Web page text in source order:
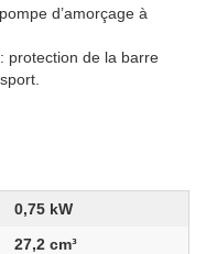
d’amorçage à
protection de la barre
0,75 kW
27,2 cm³